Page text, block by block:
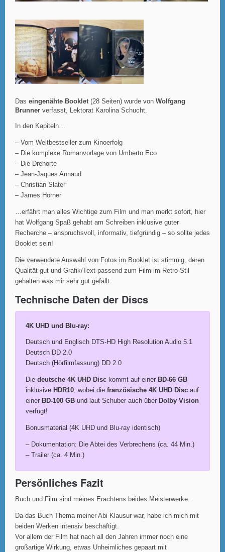
Das eingenähte Booklet (28 Seiten) wurde von Wolfgang
Brunner verfasst, Lektorat Karolina Schucht.
In den Kapiteln…
– Vom Weltbestseller zum Kinoerfolg
– Die komplexe Romanvorlage von Umberto Eco
– Die Drehorte
– Jean-Jaques Annaud
– Christian Slater
– James Horner
…erfährt man alles Wichtige zum Film und man merkt sofort, hier
hat Wolfgang Spaß gehabt am Schreiben inklusive guter
Recherche – anspruchsvoll, informativ, tiefgründig – so sollte jedes
Booklet sein!
Die verwendete Auswahl von Fotos im Booklet ist stimmig, deren
Qualität gut und Grafik/Text passend zum Film im Retro-Stil
gehalten was mir sehr gut gefällt.
Technische Daten der Discs
4K UHD und Blu-ray:
Deutsch und Englisch DTS-HD High Resolution Audio 5.1
Deutsch DD 2.0
Deutsch (Hörfilmfassung) DD 2.0
Die deutsche 4K UHD Disc kommt auf einer BD-66 GB
inklusive HDR10 , wobei die französische 4K UHD Disc auf
einer BD-100 GB und laut Schuber auch über Dolby Vision
verfügt!
Bonusmaterial (4K UHD und Blu-ray identisch)
– Dokumentation: Die Abtei des Verbrechens (ca. 44 Min.)
– Trailer (ca. 4 Min.)
Persönliches Fazit
Buch und Film sind meines Erachtens beides Meisterwerke.
Da das Buch Thema meiner Abi Klausur war, habe ich mich mit
beiden Werken intensiv beschäftigt.
Vor allem der Film hat nach all den Jahren immer noch eine
großartige Wirkung, etwas Unheimliches gepaart mit